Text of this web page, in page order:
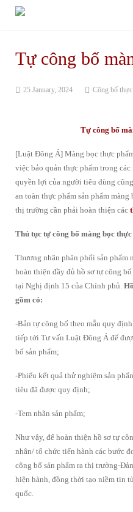
Tự công bố
25 January, 2024 Công bố
Tự công bố
[Luật Đông Á] Màng bọc thực
việc bảo quản thực phẩm trong
quyền lợi của người tiêu dùng
an toàn thực phẩm sản phẩm
thị trường cần phải hoàn thiện các
Thủ tục tự công bố màng bọc
Thương nhân phân phối sản phẩm
hoàn thiện đầy đủ hồ sơ tự công
tại Nghị định 15 của Chính phủ.
gồm có:
-Bản tự công bố theo mẫu quy
tiếp tới Tư vấn Luật Đông Á để
bố sản phẩm;
-Phiếu kết quả thử nghiệm sản
tiêu đã được quy định;
-Tem nhãn sản phẩm;
Như vậy, để hoàn thiện hồ sơ tự
nhân/ tổ chức tiến hành các bước
công bố sản phẩm ra thị trường-
hiện hành, đồng thời tạo niềm tin
quốc.